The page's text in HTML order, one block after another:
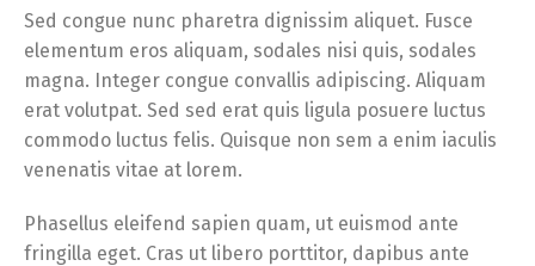
Sed congue nunc pharetra dignissim aliquet. Fusce
elementum eros aliquam, sodales nisi quis, sodales
magna. Integer congue convallis adipiscing. Aliquam
erat volutpat. Sed sed erat quis ligula posuere luctus
commodo luctus felis. Quisque non sem a enim iaculis
venenatis vitae at lorem.
Phasellus eleifend sapien quam, ut euismod ante
fringilla eget. Cras ut libero porttitor, dapibus ante